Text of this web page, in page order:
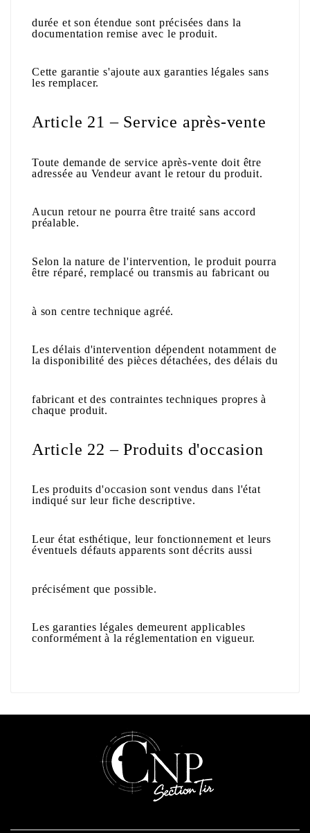
durée et son étendue sont précisées dans la
documentation remise avec le produit.
Cette garantie s'ajoute aux garanties légales sans
les remplacer.
Article 21 – Service après-vente
Toute demande de service après-vente doit être
adressée au Vendeur avant le retour du produit.
Aucun retour ne pourra être traité sans accord
préalable.
Selon la nature de l'intervention, le produit pourra
être réparé, remplacé ou transmis au fabricant ou
à son centre technique agréé.
Les délais d'intervention dépendent notamment de
la disponibilité des pièces détachées, des délais du
fabricant et des contraintes techniques propres à
chaque produit.
Article 22 – Produits d'occasion
Les produits d'occasion sont vendus dans l'état
indiqué sur leur fiche descriptive.
Leur état esthétique, leur fonctionnement et leurs
éventuels défauts apparents sont décrits aussi
précisément que possible.
Les garanties légales demeurent applicables
conformément à la réglementation en vigueur.